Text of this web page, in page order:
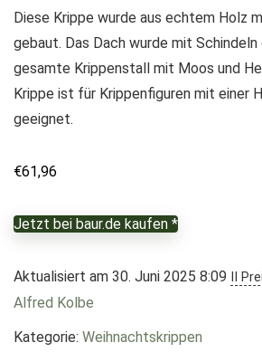
Diese Krippe wurde aus echtem Holz
gebaut. Das Dach wurde mit
gesamte Krippenstall mit Moos und
Krippe ist für Krippenfiguren mit einer
geeignet.
€61,96
Jetzt bei baur.de kaufen *
Aktualisiert am 30. Juni 2025 8:09 II
Alfred Kolbe
Kategorie: Weihnachtskrippen